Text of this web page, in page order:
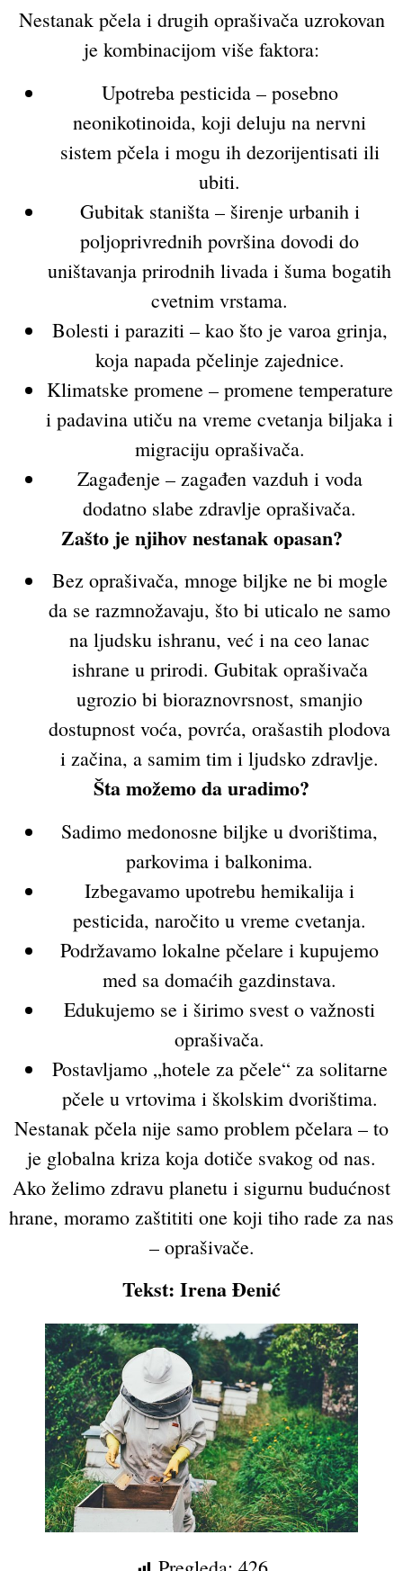
Nestanak pčela i drugih oprašivača uzrokovan
je kombinacijom više faktora:
Upotreba pesticida – posebno
neonikotinoida, koji deluju na nervni
sistem pčela i mogu ih dezorijentisati ili
ubiti.
Gubitak staništa – širenje urbanih i
poljoprivrednih površina dovodi do
uništavanja prirodnih livada i šuma bogatih
cvetnim vrstama.
Bolesti i paraziti – kao što je varoa grinja,
koja napada pčelinje zajednice.
Klimatske promene – promene temperature
i padavina utiču na vreme cvetanja biljaka i
migraciju oprašivača.
Zagađenje – zagađen vazduh i voda
dodatno slabe zdravlje oprašivača.
Zašto je njihov nestanak opasan?
Bez oprašivača, mnoge biljke ne bi mogle
da se razmnožavaju, što bi uticalo ne samo
na ljudsku ishranu, već i na ceo lanac
ishrane u prirodi. Gubitak oprašivača
ugrozio bi bioraznovrsnost, smanjio
dostupnost voća, povrća, orašastih plodova
i začina, a samim tim i ljudsko zdravlje.
Šta možemo da uradimo?
Sadimo medonosne biljke u dvorištima,
parkovima i balkonima.
Izbegavamo upotrebu hemikalija i
pesticida, naročito u vreme cvetanja.
Podržavamo lokalne pčelare i kupujemo
med sa domaćih gazdinstava.
Edukujemo se i širimo svest o važnosti
oprašivača.
Postavljamo „hotele za pčele“ za solitarne
pčele u vrtovima i školskim dvorištima.
Nestanak pčela nije samo problem pčelara – to
je globalna kriza koja dotiče svakog od nas.
Ako želimo zdravu planetu i sigurnu budućnost
hrane, moramo zaštititi one koji tiho rade za nas
– oprašivače.
Tekst: Irena Đenić